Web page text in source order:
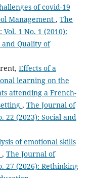
of covid-19
Management , The
1 No. 1 (2010):
Quality of
Effects of a
learning on the
attending a French-
, The Journal of
22 (2023): Social and
of emotional skills
, The Journal of
27 (2026): Rethinking